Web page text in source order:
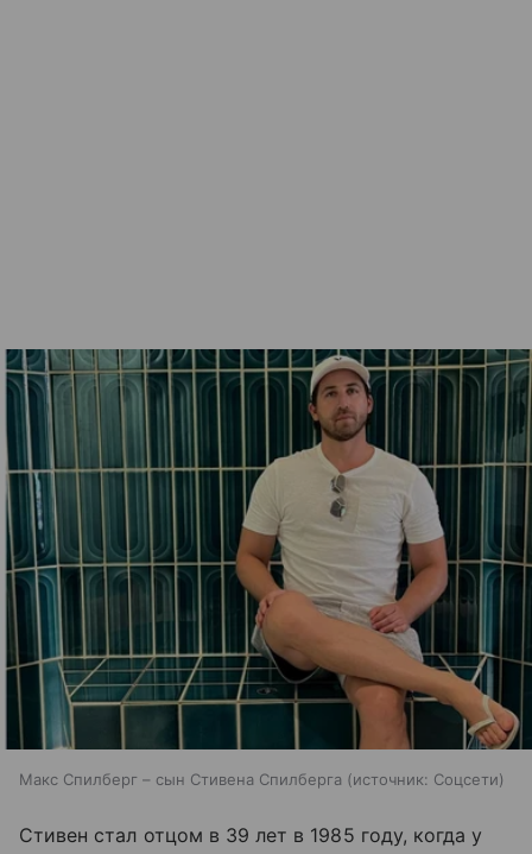
Макс Спилберг – сын Стивена Спилберга источник: Соцсети
Стивен стал отцом в 39 лет в 1985 году, когда у